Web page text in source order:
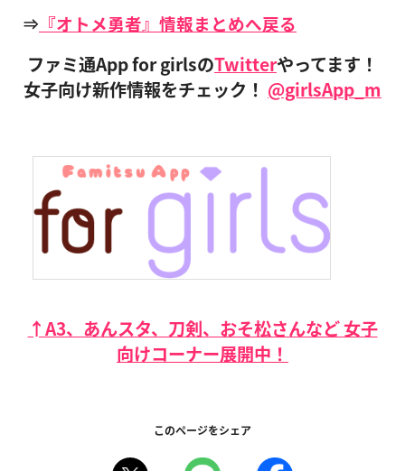
⇒ 『オトメ勇者』情報まとめへ戻る
ファミ通App for girlsのTwitterやってます！
女子向け新作情報をチェック！ @girlsApp_m
↑A3、あんスタ、刀剣、おそ松さんなど 女子
向けコーナー展開中！
このページをシェア